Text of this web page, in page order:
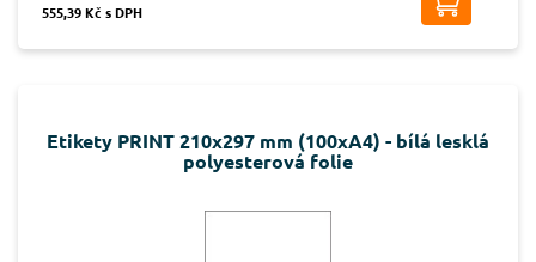
555,39 Kč s DPH
Etikety PRINT 210x297 mm (100xA4) - bílá lesklá
polyesterová folie